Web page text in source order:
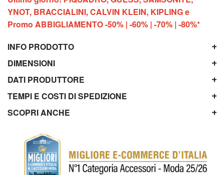
YNOT, BRACCIALINI, CALVIN KLEIN, KIPLING e
Promo ABBIGLIAMENTO -50% | -60% | -70% | -80%*
INFO PRODOTTO
DIMENSIONI
DATI PRODUTTORE
TEMPI E COSTI DI SPEDIZIONE
SCOPRI ANCHE